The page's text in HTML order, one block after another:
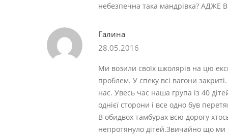
небезпечна така мандрівка?
Галина
28.05.2016
Ми возили своїх школярів на цю
проблем. У спеку всі вагони
нас. Увесь час наша група із 40
однієї сторони і все одно був
В обидвох тамбурах всю дорогу
непротянуло дітей.Звичайно що ми